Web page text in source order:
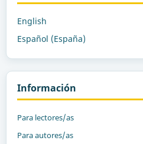
English
Español (España)
Información
Para lectores/as
Para autores/as